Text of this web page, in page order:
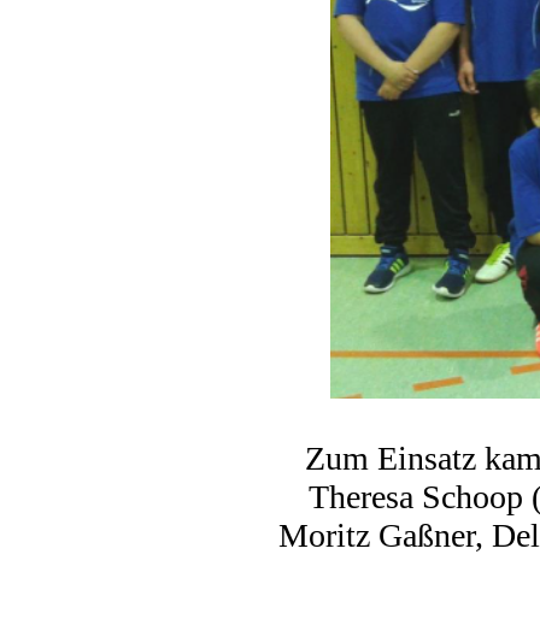
Zum Einsatz
Theresa
Moritz Gaßner,